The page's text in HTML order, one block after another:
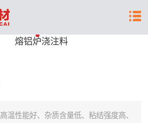
温性能好、杂质含量低、粘结强度高、